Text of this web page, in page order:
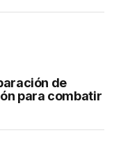
de
para combatir